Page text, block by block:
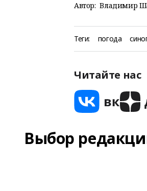
Автор: Владимир
Теги: погода
Читайте нас
Выбор